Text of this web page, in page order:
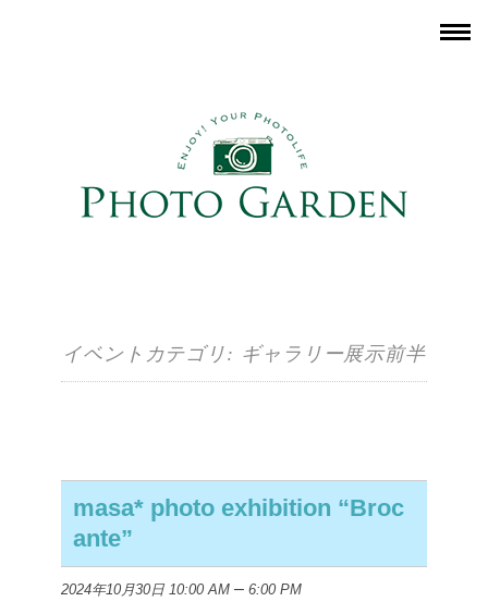
イベントカテゴリ: ギャラリー展示前半
masa* photo exhibition “Broc
ante”
2024年10月30日 10:00 AM – 6:00 PM